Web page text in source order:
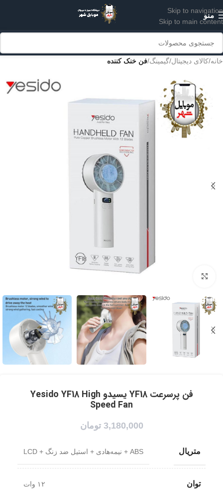
Skip to navigation
Skip to main content
منو
خانه کالای دیجیتال گیمینگ فن خنک کننده
فن پرسرعت YF18 یسیدو Yesido YF18 High
Speed Fan
3,180,000 تومان
متریال ABS + نیمه‌هادی + استیل ضد زنگ + LCD
توان ۱۲ وات